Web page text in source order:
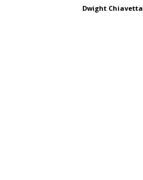
Dwight Chiavetta